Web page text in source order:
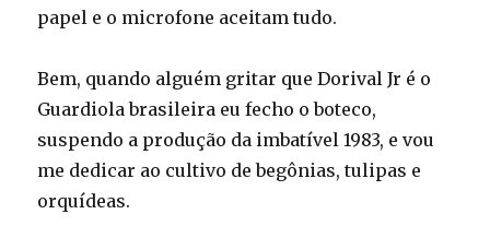
papel e o microfone aceitam tudo.
Bem, quando alguém gritar que Dorival Jr é o
Guardiola brasileira eu fecho o boteco,
suspendo a produção da imbatível 1983, e vou
me dedicar ao cultivo de begônias, tulipas e
orquídeas.